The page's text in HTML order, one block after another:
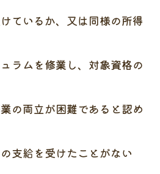
ているか、又は同様の所得
ラムを修業し、対象資格の
の両立が困難であると認め
支給を受けたことがない